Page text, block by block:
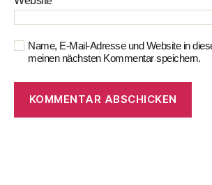
Name, E-Mail-Adresse und Website in
meinen nächsten Kommentar speichern.